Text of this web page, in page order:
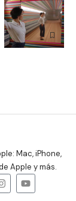
Mac, iPhone,
Apple y más.